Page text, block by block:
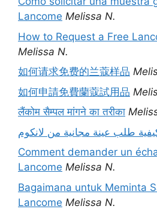
Lancome Melissa N.
How to Request a Free
Melissa N.
如何请求免费的兰蔻样品
如何申請免費蘭蔻試用品
लैंकोम सैम्पल मांगने का तरीका
طلب عينة مجانية من لانكوم
Comment demander un
Lancome Melissa N.
Bagaimana untuk Meminta
Lancome Melissa N.